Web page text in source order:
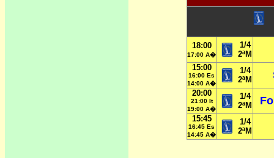
18:00
17:00 A�
1/4
2ªM
15:00
16:00 Es
14:00 A�
1/4
2ªM
20:00
21:00 It
19:00 A�
1/4
2ªM
15:45
16:45 Es
14:45 A�
1/4
2ªM